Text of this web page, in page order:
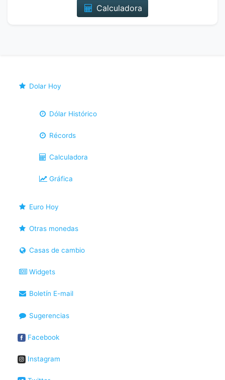
Calculadora
Dolar Hoy
Dólar Histórico
Récords
Calculadora
Gráfica
Euro Hoy
Otras monedas
Casas de cambio
Widgets
Boletín E-mail
Sugerencias
Facebook
Instagram